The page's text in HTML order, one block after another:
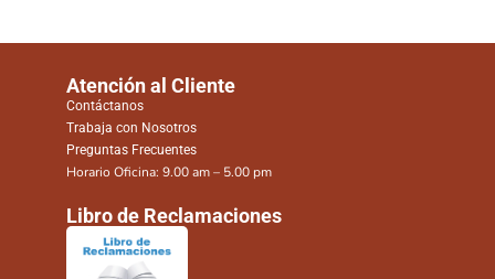
Atención al Cliente
Contáctanos
Trabaja con Nosotros
Preguntas Frecuentes
Horario Oficina: 9.00 am – 5.00 pm
Libro de Reclamaciones